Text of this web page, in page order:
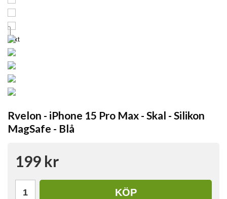
Next
Rvelon - iPhone 15 Pro Max - Skal - Silikon
MagSafe - Blå
199 kr
KÖP